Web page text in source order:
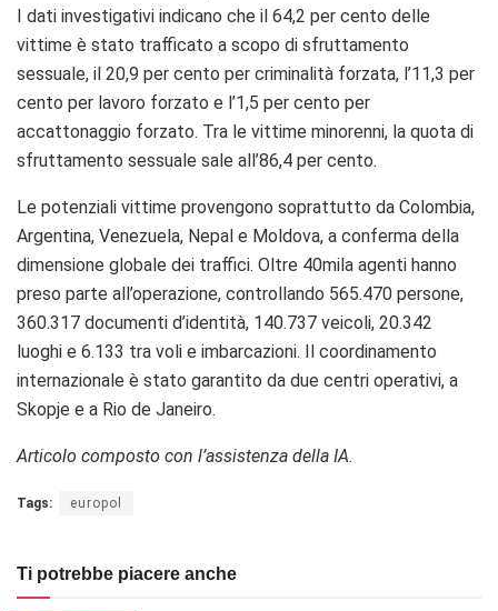
I dati investigativi indicano che il 64,2 per cento delle
vittime è stato trafficato a scopo di sfruttamento
sessuale, il 20,9 per cento per criminalità forzata, l’11,3 per
cento per lavoro forzato e l’1,5 per cento per
accattonaggio forzato. Tra le vittime minorenni, la quota di
sfruttamento sessuale sale all’86,4 per cento.
Le potenziali vittime provengono soprattutto da Colombia,
Argentina, Venezuela, Nepal e Moldova, a conferma della
dimensione globale dei traffici. Oltre 40mila agenti hanno
preso parte all’operazione, controllando 565.470 persone,
360.317 documenti d’identità, 140.737 veicoli, 20.342
luoghi e 6.133 tra voli e imbarcazioni. Il coordinamento
internazionale è stato garantito da due centri operativi, a
Skopje e a Rio de Janeiro.
Articolo composto con l’assistenza della IA.
Tags: europol
Ti potrebbe piacere anche